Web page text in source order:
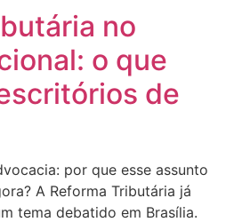
no
o que
de
por que esse assunto
A Reforma Tributária já
tema debatido em Brasília.